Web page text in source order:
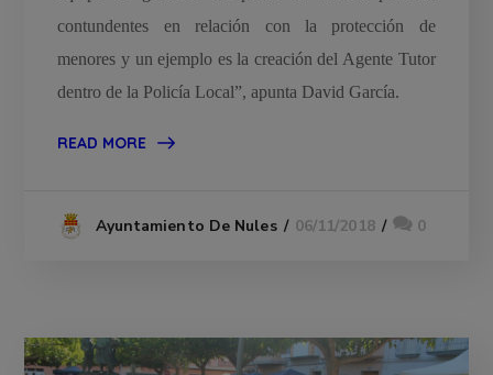
contundentes en relación con la protección de
menores y un ejemplo es la creación del Agente Tutor
dentro de la Policía Local”, apunta David García.
READ MORE
Ayuntamiento De Nules 06/11/2018 0